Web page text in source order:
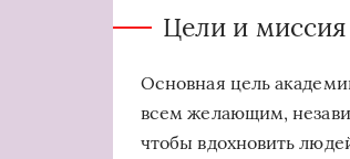
Цели и
Основная цель
всем желающим,
чтобы вдохновить